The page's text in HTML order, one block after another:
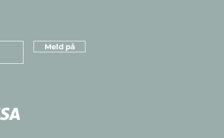
Meld på